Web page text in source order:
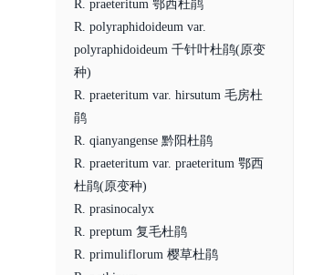
R. praeteritum 鄂西杜鹃
R. polyraphidoideum var.
polyraphidoideum 千针叶杜鹃(原变
种)
R. praeteritum var. hirsutum 毛房杜
鹃
R. qianyangense 黔阳杜鹃
R. praeteritum var. praeteritum 鄂西
杜鹃(原变种)
R. prasinocalyx
R. preptum 复毛杜鹃
R. primuliflorum 樱草杜鹃